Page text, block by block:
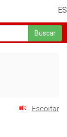
ES
Buscar
Escoitar